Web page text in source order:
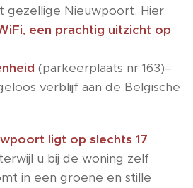
gezellige Nieuwpoort. Hier
, een prachtig uitzicht op
(parkeerplaats nr 163)–
verblijf aan de Belgische
ligt op slechts 17
u bij de woning zelf
in een groene en stille